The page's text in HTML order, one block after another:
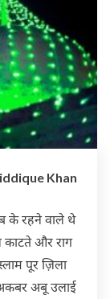
Khan
के रहने वाले थे
काटते और राग
पूर ज़िला
अबू उलाई